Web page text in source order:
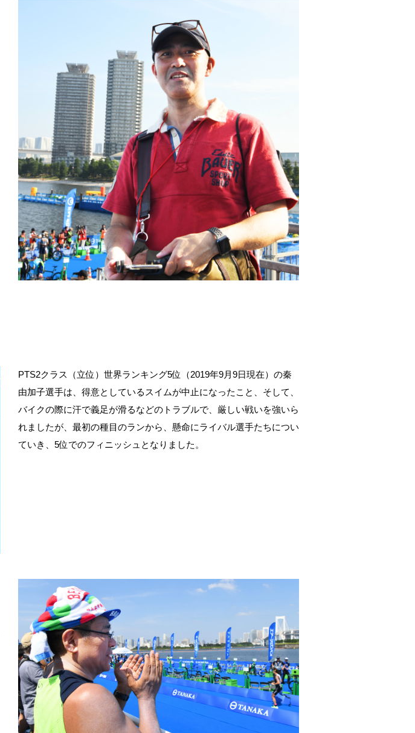
PTS2クラス（立位）世界ランキング5位（2019年9月 9日現在）の秦
由加子選手は、得意としているスイムが中止になったこと、そして、
バイクの際に汗で義足が滑るなどのトラブルで、厳しい戦いを強いら
れましたが、最初の種目のランから、懸命にライバル選手たちについ
ていき、 5位でのフィニッシュとなりました。